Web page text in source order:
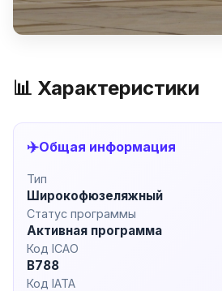
📊 Характеристики
✈️Общая информация
Тип
Широкофюзеляжный
Статус программы
Активная программа
Код ICAO
B788
Код IATA